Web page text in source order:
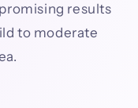
results
to moderate